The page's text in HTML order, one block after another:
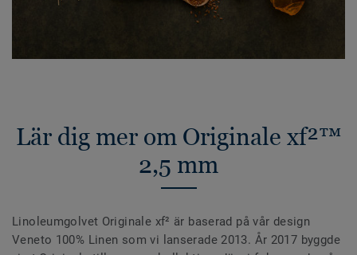
Lär dig mer om Originale xf²™
2,5 mm
Linoleumgolvet Originale xf² är baserad på vår design
Veneto 100% Linen som vi lanserade 2013. År 2017 byggde